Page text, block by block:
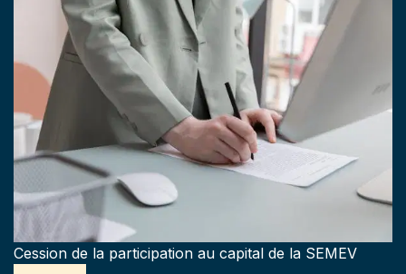
Cession de la participation au capital de la SEMEV